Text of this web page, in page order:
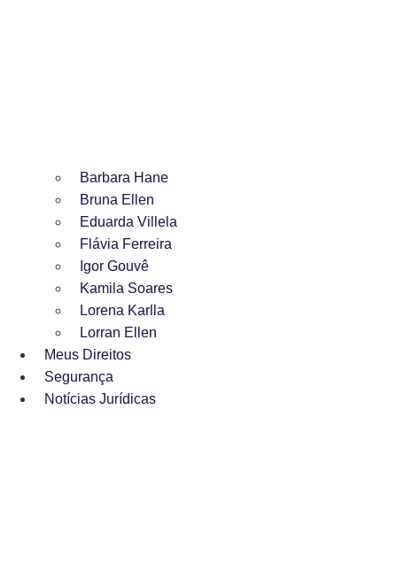
Barbara Hane
Bruna Ellen
Eduarda Villela
Flávia Ferreira
Igor Gouvê
Kamila Soares
Lorena Karlla
Lorran Ellen
Meus Direitos
Segurança
Notícias Jurídicas